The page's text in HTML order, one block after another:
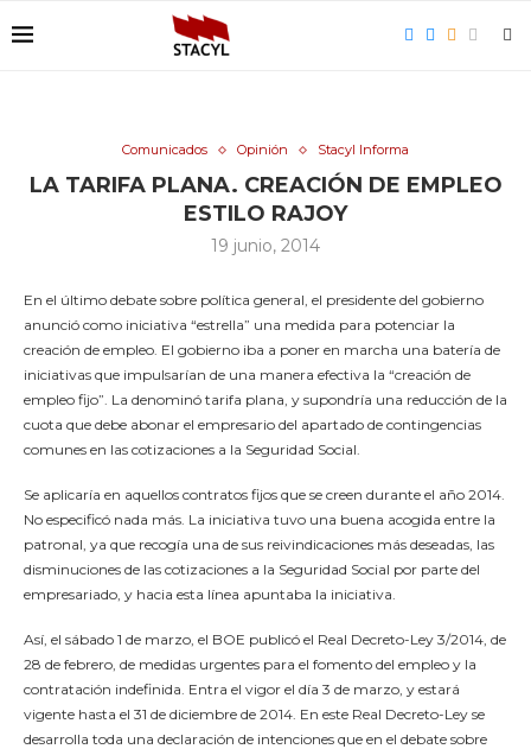
Comunicados Opinión Stacyl Informa
LA TARIFA PLANA. CREACIÓN DE EMPLEO
ESTILO RAJOY
19 junio, 2014
En el último debate sobre política general, el presidente del gobierno
anunció como iniciativa “estrella” una medida para potenciar la
creación de empleo. El gobierno iba a poner en marcha una batería de
iniciativas que impulsarían de una manera efectiva la “creación de
empleo fijo”. La denominó tarifa plana, y supondría una reducción de la
cuota que debe abonar el empresario del apartado de contingencias
comunes en las cotizaciones a la Seguridad Social.
Se aplicaría en aquellos contratos fijos que se creen durante el año 2014.
No especificó nada más. La iniciativa tuvo una buena acogida entre la
patronal, ya que recogía una de sus reivindicaciones más deseadas, las
disminuciones de las cotizaciones a la Seguridad Social por parte del
empresariado, y hacia esta línea apuntaba la iniciativa.
Así, el sábado 1 de marzo, el BOE publicó el Real Decreto-Ley 3/2014, de
28 de febrero, de medidas urgentes para el fomento del empleo y la
contratación indefinida. Entra el vigor el día 3 de marzo, y estará
vigente hasta el 31 de diciembre de 2014. En este Real Decreto-Ley se
desarrolla toda una declaración de intenciones que en el debate sobre